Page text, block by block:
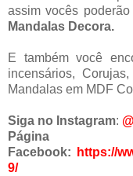
assim vocês
Mandalas Decora.
E também você
incensários,
Mandalas em MDF
Siga no Instagram:
Facebook:
https://
9/